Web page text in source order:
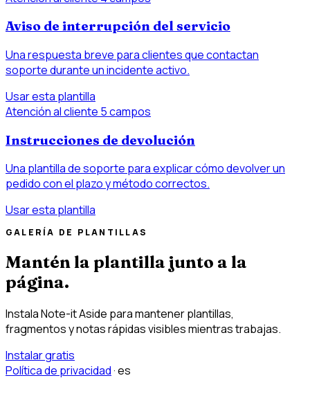
Aviso de interrupción del servicio
Una respuesta breve para clientes que contactan
soporte durante un incidente activo.
Usar esta plantilla
Atención al cliente 5 campos
Instrucciones de devolución
Una plantilla de soporte para explicar cómo devolver un
pedido con el plazo y método correctos.
Usar esta plantilla
GALERÍA DE PLANTILLAS
Mantén la plantilla junto a la
página.
Instala Note-it Aside para mantener plantillas,
fragmentos y notas rápidas visibles mientras trabajas.
Instalar gratis
Política de privacidad·es